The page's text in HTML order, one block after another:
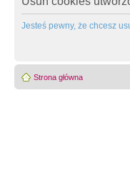
Jesteś pewny, że chcesz
Strona główna